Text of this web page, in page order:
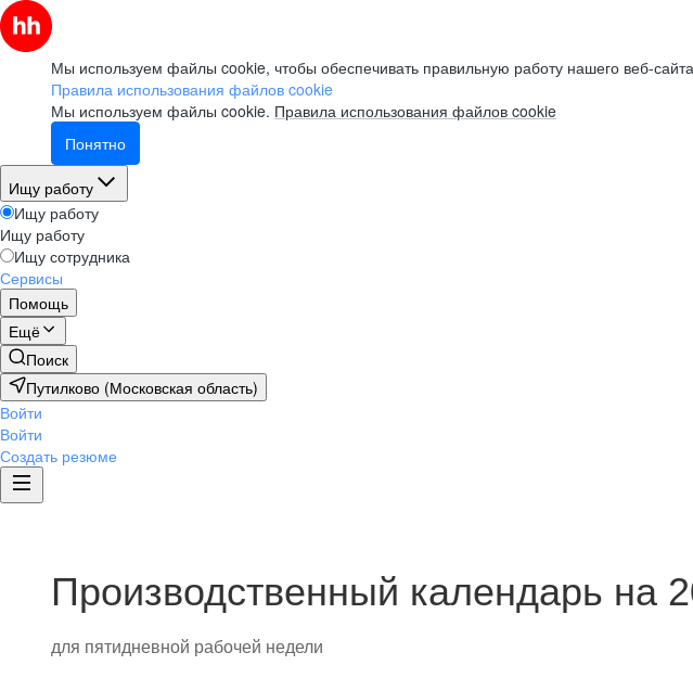
Мы используем файлы cookie, чтобы обеспечивать правильную работу нашего веб-
Правила использования файлов cookie
Мы используем файлы cookie. Правила использования файлов cookie
Понятно
Ищу работу
Ищу работу
Ищу работу
Ищу сотрудника
Сервисы
Помощь
Ещё
Поиск
Путилково (Московская область)
Войти
Войти
Создать резюме
Производственный календарь на
для пятидневной рабочей недели